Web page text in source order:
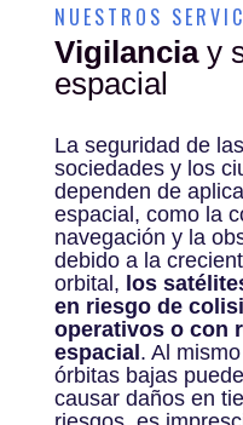
NUESTROS
Vigilanciay
espacial
La seguridad de
sociedades y los
dependen de
espacial, como la
navegación y la
debido a la
orbital, los
en riesgo de
operativos o con
espacial. Al
órbitas bajas
causar daños en